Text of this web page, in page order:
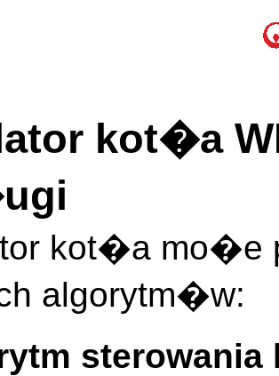
kot�a
kot�a mo�e
algorytm�w: